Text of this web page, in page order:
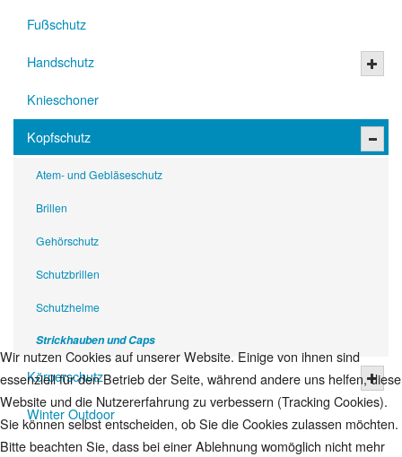
Fußschutz
Handschutz
Knieschoner
Kopfschutz
Atem- und Gebläseschutz
Brillen
Gehörschutz
Schutzbrillen
Schutzhelme
Strickhauben und Caps
Körperschutz
Winter Outdoor
Wir nutzen Cookies auf unserer Website. Einige von ihnen sind
essenziell für den Betrieb der Seite, während andere uns helfen, diese
Website und die Nutzererfahrung zu verbessern (Tracking Cookies).
Sie können selbst entscheiden, ob Sie die Cookies zulassen möchten.
Bitte beachten Sie, dass bei einer Ablehnung womöglich nicht mehr